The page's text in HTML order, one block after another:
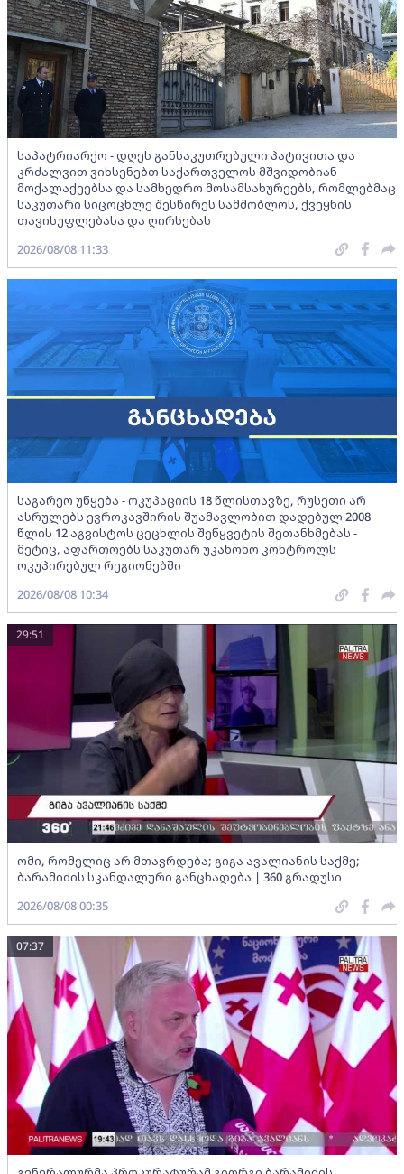
საპატრიარქო - დღეს განსაკუთრებული პატივითა და
კრძალვით ვიხსენებთ საქართველოს მშვიდობიან
მოქალაქეებსა და სამხედრო მოსამსახურეებს, რომლებმაც
საკუთარი სიცოცხლე შესწირეს სამშობლოს, ქვეყნის
თავისუფლებასა და ღირსებას
2026/08/08 11:33
საგარეო უწყება - ოკუპაციის 18 წლისთავზე, რუსეთი არ
ასრულებს ევროკავშირის შუამავლობით დადებულ 2008
წლის 12 აგვისტოს ცეცხლის შეწყვეტის შეთანხმებას -
მეტიც, აფართოებს საკუთარ უკანონო კონტროლს
ოკუპირებულ რეგიონებში
2026/08/08 10:34
ომი, რომელიც არ მთავრდება; გიგა ავალიანის საქმე;
ბარამიძის სკანდალური განცხადება | 360 გრადუსი
29:51
2026/08/08 00:35
07:37